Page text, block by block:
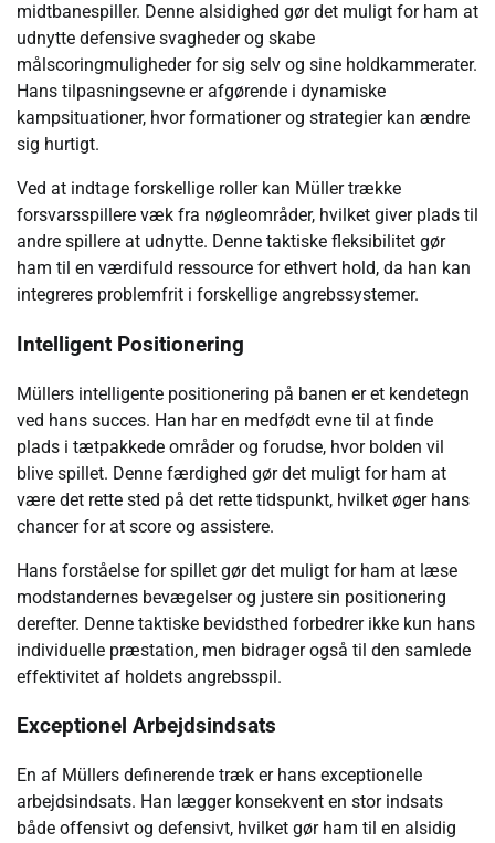
midtbanespiller. Denne alsidighed gør det muligt for ham at
udnytte defensive svagheder og skabe
målscoringmuligheder for sig selv og sine holdkammerater.
Hans tilpasningsevne er afgørende i dynamiske
kampsituationer, hvor formationer og strategier kan ændre
sig hurtigt.
Ved at indtage forskellige roller kan Müller trække
forsvarsspillere væk fra nøgleområder, hvilket giver plads til
andre spillere at udnytte. Denne taktiske fleksibilitet gør
ham til en værdifuld ressource for ethvert hold, da han kan
integreres problemfrit i forskellige angrebssystemer.
Intelligent Positionering
Müllers intelligente positionering på banen er et kendetegn
ved hans succes. Han har en medfødt evne til at finde
plads i tætpakkede områder og forudse, hvor bolden vil
blive spillet. Denne færdighed gør det muligt for ham at
være det rette sted på det rette tidspunkt, hvilket øger hans
chancer for at score og assistere.
Hans forståelse for spillet gør det muligt for ham at læse
modstandernes bevægelser og justere sin positionering
derefter. Denne taktiske bevidsthed forbedrer ikke kun hans
individuelle præstation, men bidrager også til den samlede
effektivitet af holdets angrebsspil.
Exceptionel Arbejdsindsats
En af Müllers definerende træk er hans exceptionelle
arbejdsindsats. Han lægger konsekvent en stor indsats
både offensivt og defensivt, hvilket gør ham til en alsidig